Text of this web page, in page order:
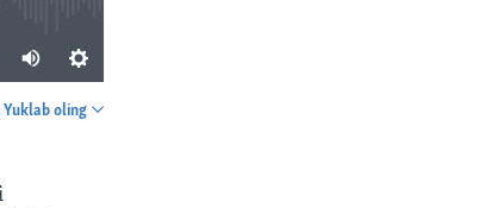
Yuklab oling